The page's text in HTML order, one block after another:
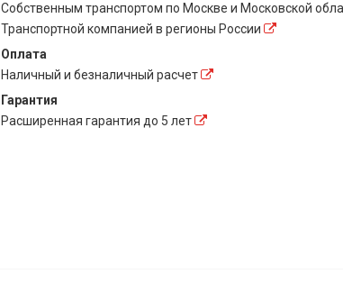
Собственным транспортом по Москве и Московской
Транспортной компанией в регионы России
Оплата
Наличный и безналичный расчет
Гарантия
Расширенная гарантия до 5 лет